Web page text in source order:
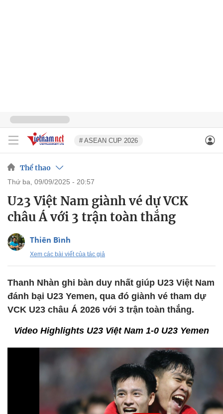
# ASEAN CUP 2026
Thể thao
thứ ba, 09/09/2025 - 20:57
U23 Việt Nam giành vé dự VCK
châu Á với 3 trận toàn thắng
Thiên Bình
Xem các bài viết của tác giả
Thanh Nhàn ghi bàn duy nhất giúp U23 Việt Nam
đánh bại U23 Yemen, qua đó giành vé tham dự
VCK U23 châu Á 2026 với 3 trận toàn thắng.
Video Highlights U23 Việt Nam 1-0 U23 Yemen